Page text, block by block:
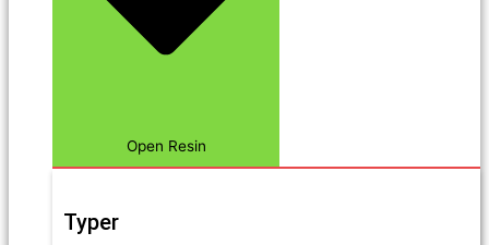
Open Resin
Typer